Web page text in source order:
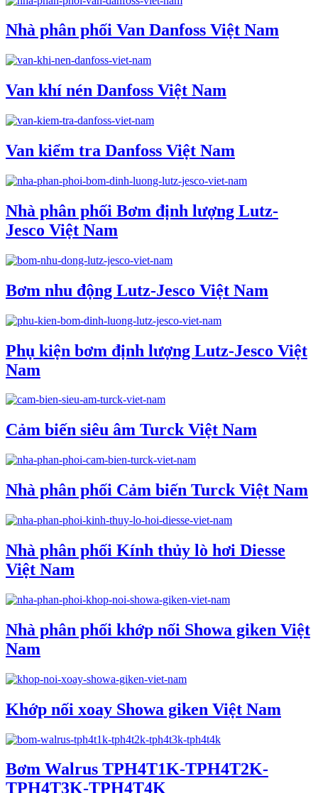
Nhà phân phối Van Danfoss Việt Nam
Van khí nén Danfoss Việt Nam
Van kiểm tra Danfoss Việt Nam
Nhà phân phối Bơm định lượng Lutz-
Jesco Việt Nam
Bơm nhu động Lutz-Jesco Việt Nam
Phụ kiện bơm định lượng Lutz-Jesco Việt
Nam
Cảm biến siêu âm Turck Việt Nam
Nhà phân phối Cảm biến Turck Việt Nam
Nhà phân phối Kính thủy lò hơi Diesse
Việt Nam
Nhà phân phối khớp nối Showa giken Việt
Nam
Khớp nối xoay Showa giken Việt Nam
Bơm Walrus TPH4T1K-TPH4T2K-
TPH4T3K-TPH4T4K